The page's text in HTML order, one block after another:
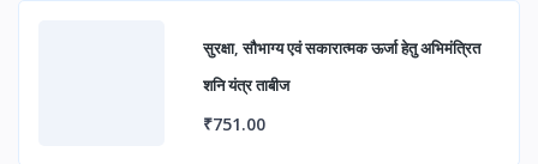
सुरक्षा, सौभाग्य एवं सकारात्मक ऊर्जा हेतु अभिमंत्रित
शनि यंत्र ताबीज
₹751.00